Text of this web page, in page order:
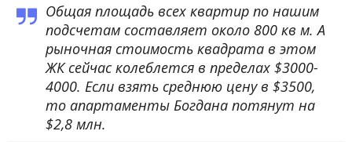
Общая площадь всех квартир по нашим
подсчетам составляет около 800 кв м. А
рыночная стоимость квадрата в этом
ЖК сейчас колеблется в пределах $3000-
4000. Если взять среднюю цену в $3500,
то апартаменты Богдана потянут на
$2,8 млн.